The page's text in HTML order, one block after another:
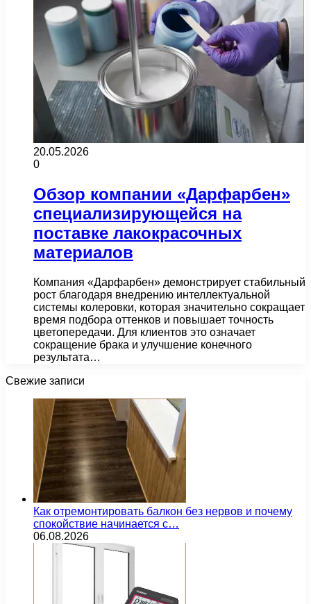
20.05.2026
0
Обзор компании «Дарфарбен»
специализирующейся на
поставке лакокрасочных
материалов
Компания «Дарфарбен» демонстрирует стабильный
рост благодаря внедрению интеллектуальной
системы колеровки, которая значительно сокращает
время подбора оттенков и повышает точность
цветопередачи. Для клиентов это означает
сокращение брака и улучшение конечного
результата…
Свежие записи
Как отремонтировать балкон без нервов и почему
спокойствие начинается с…
06.08.2026